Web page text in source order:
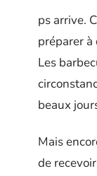
ps arrive.
préparer
Les
beaux
Mais
de